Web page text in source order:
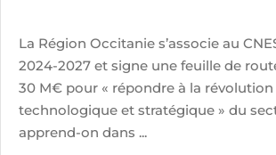
La Région Occitanie s’associe au
2024-2027 et signe une feuille de
30 M€ pour « répondre à la
technologique et stratégique » du
apprend-on dans ...